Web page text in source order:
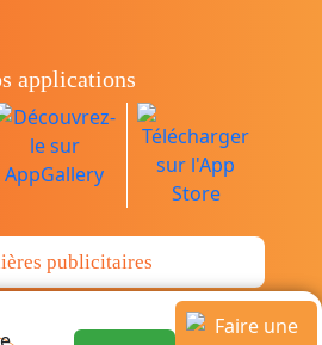
applications
publicitaires